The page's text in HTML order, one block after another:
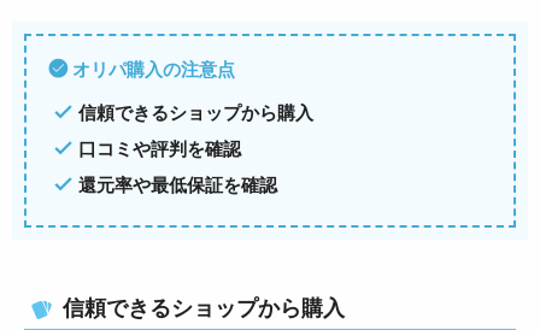
オリパ購入の注意点
信頼できるショップから購入
口コミや評判を確認
還元率や最低保証を確認
信頼できるショップから購入